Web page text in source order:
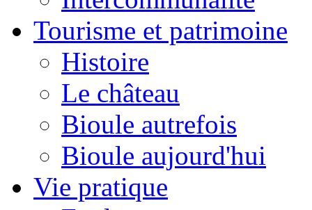
Tourisme et patrimoine
Histoire
Le château
Bioule autrefois
Bioule aujourd'hui
Vie pratique